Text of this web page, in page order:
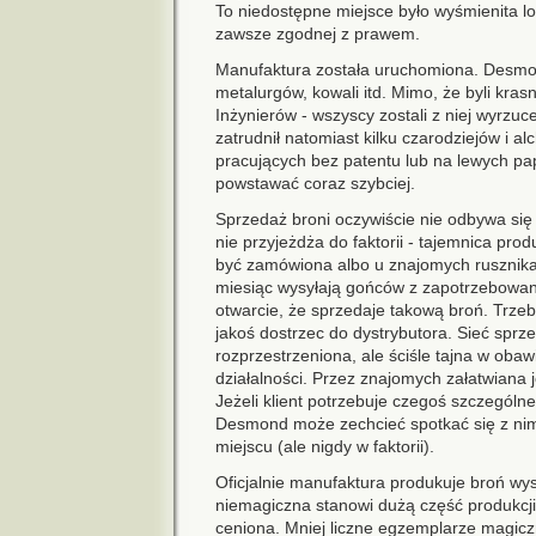
To niedostępne miejsce było wyśmienita
zawsze zgodnej z prawem.
Manufaktura została uruchomiona.
metalurgów, kowali itd. Mimo, że byli
Inżynierów - wszyscy zostali z niej
zatrudnił natomiast kilku czarodziejów i
pracujących bez patentu lub na lewych
powstawać coraz szybciej.
Sprzedaż broni oczywiście nie odbywa
nie przyjeżdża do faktorii - tajemnica
być zamówiona albo u znajomych
miesiąc wysyłają gońców z
otwarcie, że sprzedaje takową broń.
jakoś dostrzec do dystrybutora. Sieć
rozprzestrzeniona, ale ściśle tajna w
działalności. Przez znajomych
Jeżeli klient potrzebuje czegoś
Desmond może zechcieć spotkać się z
miejscu (ale nigdy w faktorii).
Oficjalnie manufaktura produkuje broń
niemagiczna stanowi dużą część
ceniona. Mniej liczne egzemplarze